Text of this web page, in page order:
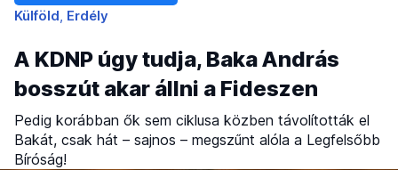
Külföld Erdély
A KDNP úgy tudja, Baka András
bosszút akar állni a Fideszen
Pedig korábban ők sem ciklusa közben távolították el
Bakát, csak hát – sajnos – megszűnt alóla a Legfelsőbb
Bíróság!